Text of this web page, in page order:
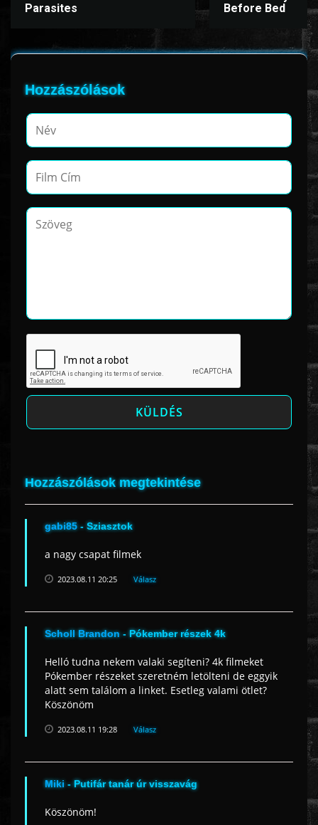
Parasites
Before Bed
Hozzászólások
Hozzászólások megtekintése
gabi85- Sziasztok
a nagy csapat filmek
2023.08.11 20:25 Válasz
Scholl Brandon- Pókember részek 4k
Helló tudna nekem valaki segíteni? 4k filmeket
Pókember részeket szeretném letölteni de eggyik
alatt sem találom a linket. Esetleg valami ötlet?
Köszönöm
2023.08.11 19:28 Válasz
Miki- Putifár tanár úr visszavág
Köszönöm!